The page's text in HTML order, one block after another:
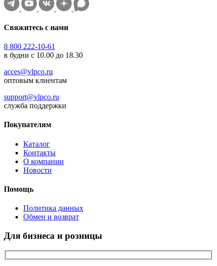
Свяжитесь с нами
8 800 222-10-61
в будни с 10.00 до 18.30
acces@vlpco.ru
оптовым клиентам
support@vlpco.ru
служба поддержки
Покупателям
Каталог
Контакты
О компании
Новости
Помощь
Политика данных
Обмен и возврат
Для бизнеса и розницы